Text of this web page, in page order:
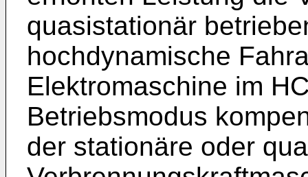
quasistationär
hochdynamische
Elektromaschine im
Betriebsmodus
der stationäre oder